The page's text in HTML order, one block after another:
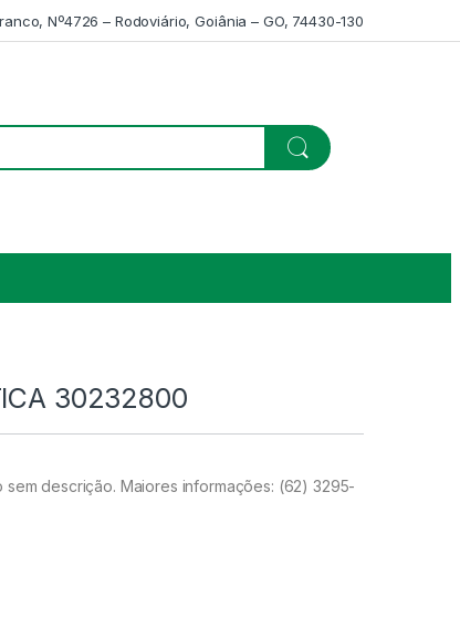
Nº4726 – Rodoviário, Goiânia – GO, 74430-130
30232800
sem descrição. Maiores informações: (62) 3295-